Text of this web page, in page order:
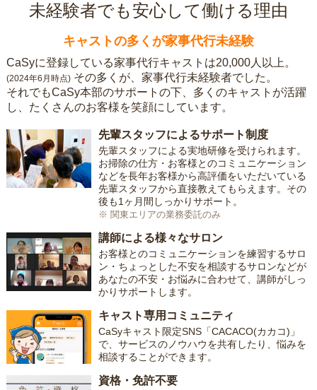
未経験者でも安心して働ける理由
キャストの多くが家事代行未経験
CaSyに登録している家事代行キャストは20,000人以上。
(2024年6月時点) その多くが、家事代行未経験者でした。
それでもCaSy本部のサポートの下、多くのキャストが活躍
し、たくさんのお客様を笑顔にしています。
先輩スタッフによるサポート制度
先輩スタッフによる実地研修を受けられます。
お掃除の仕方・お客様とのコミュニケーション
などを長年お客様から高評価をいただいている
先輩スタッフから直接教えてもらえます。その
後も1ヶ月間しっかりサポート。
※ 関東エリアの業務委託のみ
講師による様々なサロン
お客様とのコミュニケーションを練習するサロ
ン・ちょっとした不安を相談するサロンなどが
あなたの不安・お悩みに合わせて、講師がしっ
かりサポートします。
キャスト専用コミュニティ
CaSyキャスト限定SNS「CACACO(カカコ)」
で、サービスのノウハウを共有したり、悩みを
相談することができます。
資格・免許不要